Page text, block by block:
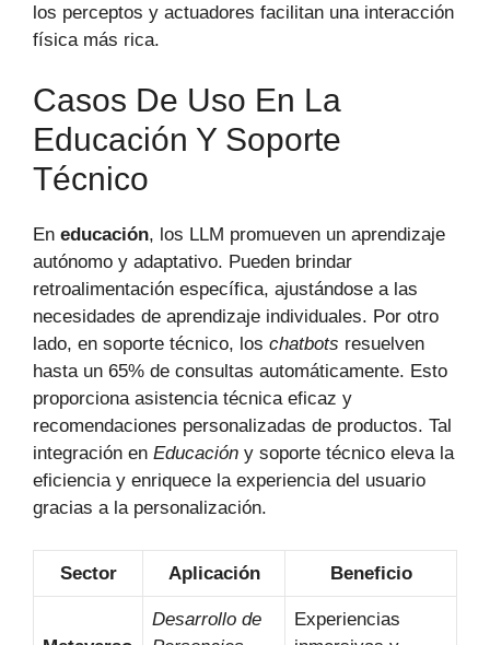
los perceptos y actuadores facilitan una interacción
física más rica.
Casos De Uso En La
Educación Y Soporte
Técnico
En educación, los LLM promueven un aprendizaje
autónomo y adaptativo. Pueden brindar
retroalimentación específica, ajustándose a las
necesidades de aprendizaje individuales. Por otro
lado, en soporte técnico, los chatbots resuelven
hasta un 65% de consultas automáticamente. Esto
proporciona asistencia técnica eficaz y
recomendaciones personalizadas de productos. Tal
integración en Educación y soporte técnico eleva la
eficiencia y enriquece la experiencia del usuario
gracias a la personalización.
Sector Aplicación Beneficio
Desarrollo de
Experiencias